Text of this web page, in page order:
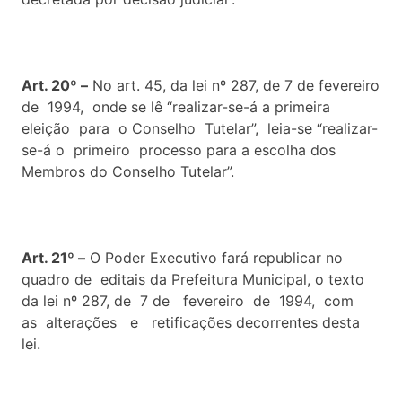
Art. 20º – No art. 45, da lei nº 287, de 7 de fevereiro
de 1994, onde se lê “realizar-se-á a primeira
eleição para o Conselho Tutelar”, leia-se “realizar-
se-á o primeiro processo para a escolha dos
Membros do Conselho Tutelar”.
Art. 21º – O Poder Executivo fará republicar no
quadro de editais da Prefeitura Municipal, o texto
da lei nº 287, de 7 de fevereiro de 1994, com
as alterações e retificações decorrentes desta
lei.